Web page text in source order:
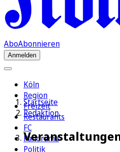
AboAbonnieren
Anmelden
Köln
Region
Freizeit
Restaurants
FC
Panorama
Politik
Startseite
Redaktion